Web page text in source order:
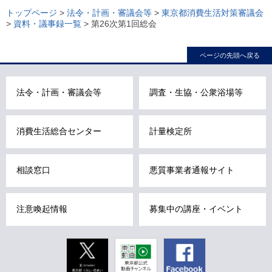
ー
カ
で
トップページ > 法令・計画・審議会等 > 東京都消費生活対策審議会
> 資料・議事録一覧 > 第26次第1回総会
ページの先頭へ戻る
法令・計画・審議会等 調査・生協・公衆浴場等
消費生活総合センター 計量検定所
相談窓口 悪質事業者通報サイト
注意喚起情報 募集中の講座・イベント
Twitter
東京動画
東京都公式
動画チャン
Facebook